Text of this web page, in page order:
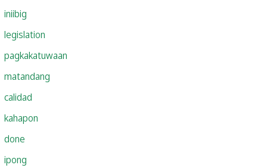
iniibig
legislation
pagkakatuwaan
matandang
calidad
kahapon
done
ipong